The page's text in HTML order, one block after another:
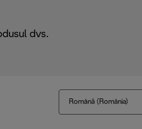
dvs.
Română (România)